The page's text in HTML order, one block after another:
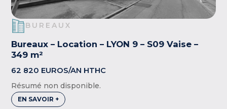
BUREAUX
Bureaux – Location – LYON 9 – S09 Vaise –
349 m²
62 820 EUROS/AN HTHC
Résumé non disponible.
EN SAVOIR +